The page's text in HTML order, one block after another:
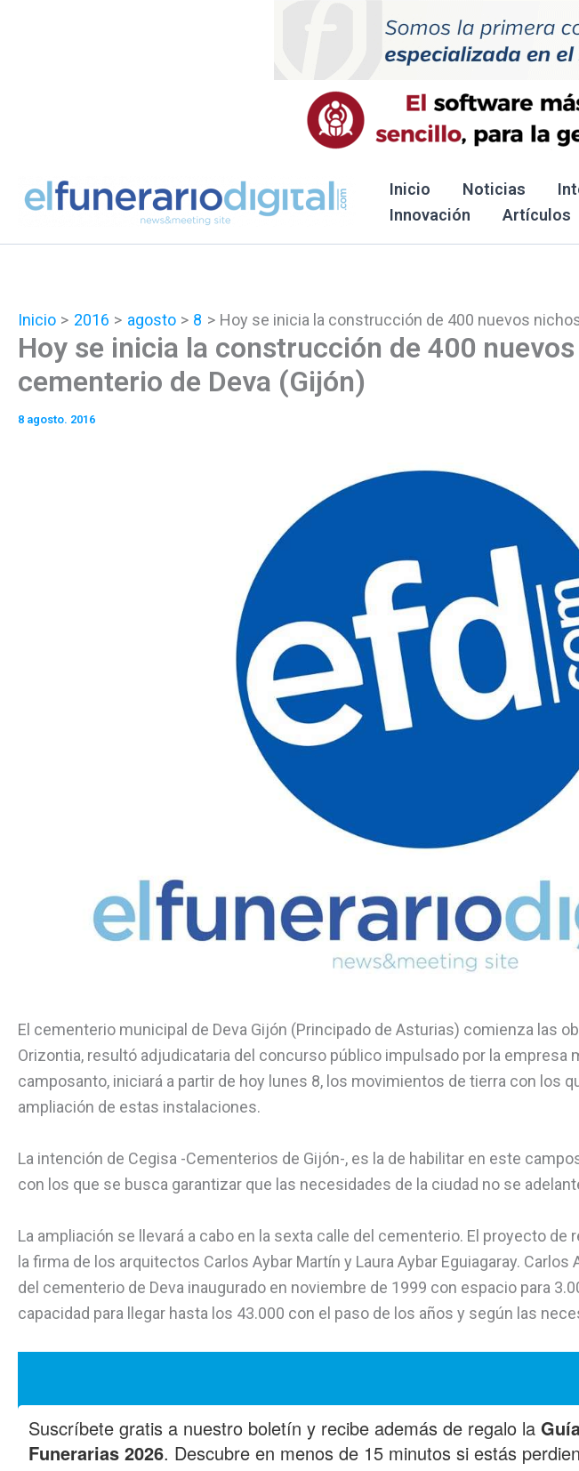
Inicio Noticias
Innovación
Artículos
Inicio 2016 agosto 8 Hoy se inicia la construcción de 400 nuevos
Hoy se inicia la construcción de 400
cementerio de Deva (Gijón)
8 agosto. 2016
El cementerio municipal de Deva Gijón (Principado de Asturias) comienza las
Orizontia, resultó adjudicataria del concurso público impulsado por la empresa
camposanto, iniciará a partir de hoy lunes 8, los movimientos de tierra con los
ampliación de estas instalaciones.
La intención de Cegisa -Cementerios de Gijón-, es la de habilitar en este
con los que se busca garantizar que las necesidades de la ciudad no se
La ampliación se llevará a cabo en la sexta calle del cementerio. El proyecto
la firma de los arquitectos Carlos Aybar Martín y Laura Aybar Eguiagaray.
del cementerio de Deva inaugurado en noviembre de 1999 con espacio para
capacidad para llegar hasta los 43.000 con el paso de los años y según las